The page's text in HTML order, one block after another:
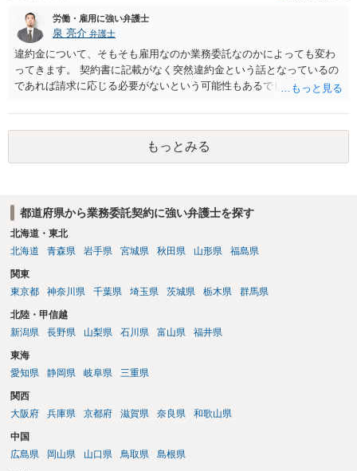
労働・雇用に強い弁護士
泉 亮介 弁護士
違約金について、そもそも雇用なのか業務委託なのかによっても変わ
ってきます。 契約書に記載がなく突然違約金という話となっているの
であれば請求に応じる必要がないという可能性もあるでしょう。 相手
す。
もっとみる
都道府県から業務委託契約に強い弁護士を探す
北海道・東北
北海道
青森県 岩手県 宮城県 秋田県 山形県 福島県
関東
東京都
神奈川県 千葉県 埼玉県 茨城県 栃木県 群馬県
北陸・甲信越
新潟県
長野県 山梨県 石川県 富山県 福井県
東海
愛知県
静岡県 岐阜県 三重県
関西
大阪府
兵庫県 京都府 滋賀県 奈良県 和歌山県
中国
広島県
岡山県 山口県 鳥取県 島根県